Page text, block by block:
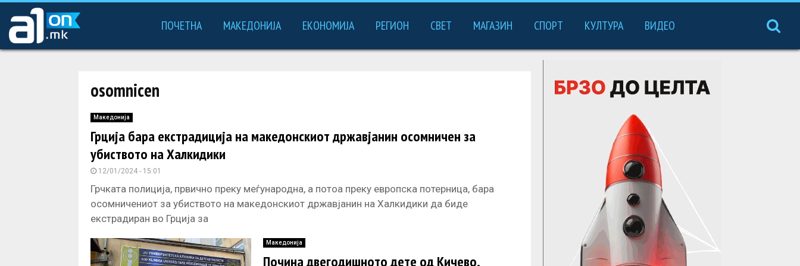
ПОЧЕТНА МАКЕДОНИЈА ЕКОНОМИЈА РЕГИОН СВЕТ МАГАЗИН СПОРТ КУЛТУРА ВИДЕО
osomnicen
Македонија
Грција бара екстрадиција на македонскиот државјанин осомничен за
убиството на Халкидики
12/01/2024 - 15:01
Грчката полиција, првично преку меѓународна, а потоа преку европска потерница, бара
осомничениот за убиството на македонскиот државјанин на Халкидики да биде
екстрадиран во Грција за
Македонија
Почина двегодишното дете од Кичево,